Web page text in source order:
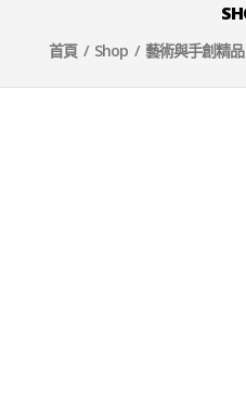
首頁/ Shop / 藝術與手創精